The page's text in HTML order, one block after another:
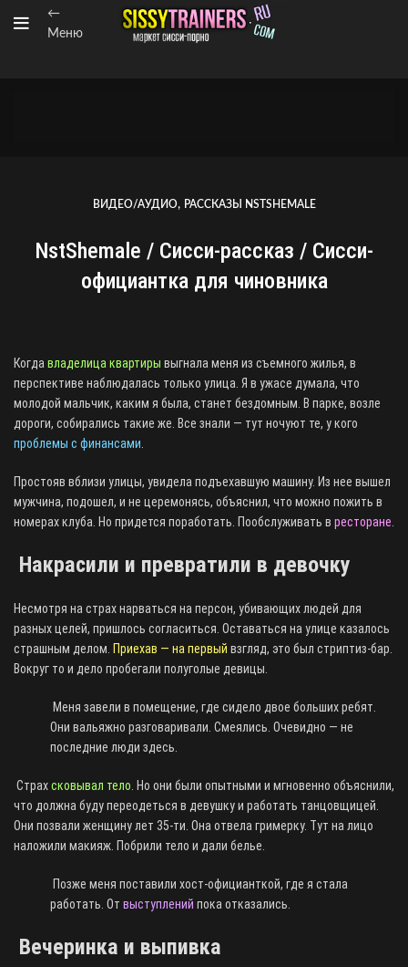
←
Меню
ВИДЕО/АУДИО, РАССКАЗЫ NSTSHEMALE
NstShemale / Сисси-рассказ / Сисси-
официантка для чиновника
Когда владелица квартиры выгнала меня из съемного жилья, в
перспективе наблюдалась только улица. Я в ужасе думала, что
молодой мальчик, каким я была, станет бездомным. В парке, возле
дороги, собирались такие же. Все знали — тут ночуют те, у кого
проблемы с финансами
Простояв вблизи улицы, увидела подъехавшую машину. Из нее вышел
мужчина, подошел, и не церемонясь, объяснил, что можно пожить в
номерах клуба. Но придется поработать. Пообслуживать в ресторане
Накрасили и превратили в девочку
Несмотря на страх нарваться на персон, убивающих людей для
разных целей, пришлось согласиться. Оставаться на улице казалось
страшным делом. Приехав — на первый взгляд, это был стриптиз-бар.
Вокруг то и дело пробегали полуголые девицы.
Меня завели в помещение, где сидело двое больших ребят.
Они вальяжно разговаривали. Смеялись. Очевидно — не
последние люди здесь.
Страхсковывал тело . Но они были опытными и мгновенно объяснили,
что должна буду переодеться в девушку и работать танцовщицей.
Они позвали женщину лет 35-ти. Она отвела гримерку. Тут на лицо
наложили макияж. Побрили тело и дали белье.
Позже меня поставили хост-официанткой, где я стала
работать. От выступлений пока отказались.
Вечеринка и выпивка